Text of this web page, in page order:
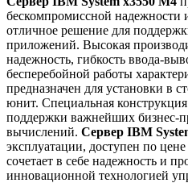
бескомпромиссной надежности
отличное решение для
приложений. Высокая
надежность, гибкость ввода-
бесперебойной работы
предназначен для установки в
юнит. Специальная
поддержки важнейших бизнес-
вычислений. Сервер IBM
эксплуатации, доступен по
сочетает в себе надежность и
инновационной технологией